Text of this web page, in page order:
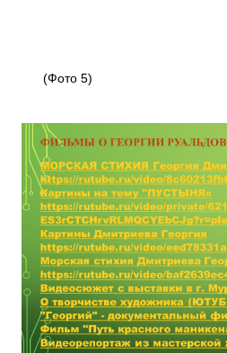
(Фото 5)